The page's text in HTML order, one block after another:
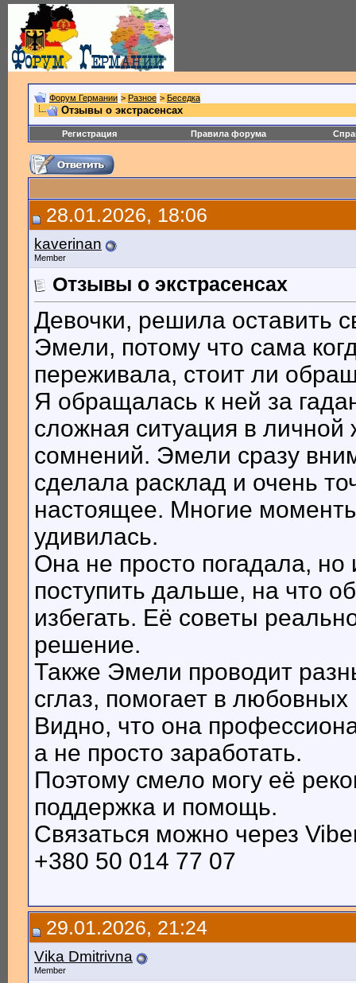
Форум Германии > Разное > Беседка
Отзывы о экстрасенсах
Регистрация Правила форума
28.01.2026, 18:06
kaverinan
Member
Отзывы о экстрасенсах
Девочки, решила оставить
Эмели, потому что сама
переживала, стоит ли
Я обращалась к ней за
сложная ситуация в
сомнений. Эмели сразу
сделала расклад и очень
настоящее. Многие
удивилась.
Она не просто погадала, но
поступить дальше, на что
избегать. Её советы
решение.
Также Эмели проводит
сглаз, помогает в
Видно, что она
а не просто заработать.
Поэтому смело могу её
поддержка и помощь.
Связаться можно через
+380 50 014 77 07
29.01.2026, 21:24
Vika Dmitrivna
Member